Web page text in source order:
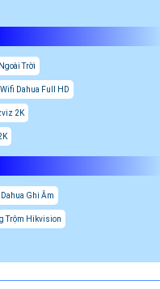
Trời
Dahua Full HD
2K
Ghi Âm
Trộm Hikvision